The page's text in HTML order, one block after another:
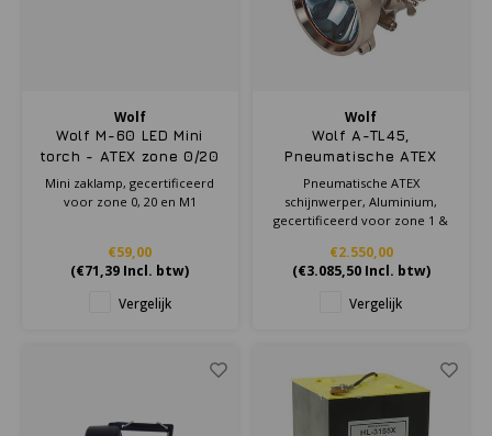
Streamlight
Wolf
Wolf M-60 LED Mini
torch - ATEX zone 0/20
Mini zaklamp, gecertificeerd
voor zone 0, 20 en M1
€59,00
(€71,39 Incl. btw)
Vergelijk
Wolf
Wolf A-TL45,
Pneumatische ATEX
schijnwerper,
Aluminium,
gecertificeerd voor
Pneumatische ATEX
schijnwerper, Aluminium,
gecertificeerd voor zone 1 &
€2.550,00
(€3.085,50Incl. btw)
Vergelijk